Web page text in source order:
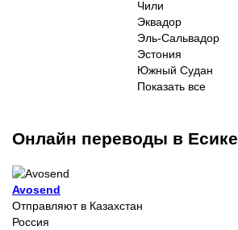
Чили
Эквадор
Эль-Сальвадор
Эстония
Южный Судан
Показать все
Онлайн переводы в Есике
Avosend
Отправляют в Казахстан
Россия